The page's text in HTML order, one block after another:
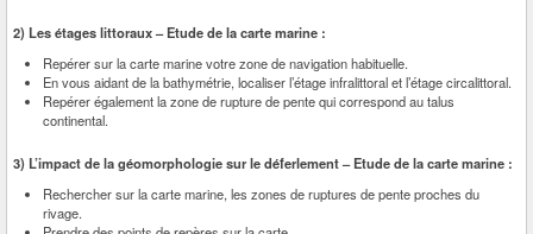
2) Les étages littoraux – Etude de la carte marine :
Repérer sur la carte marine votre zone de navigation habituelle.
En vous aidant de la bathymétrie, localiser l’étage infralittoral et l’étage circalittoral.
Repérer également la zone de rupture de pente qui correspond au talus
continental.
3) L’impact de la géomorphologie sur le déferlement – Etude de la carte marine :
Rechercher sur la carte marine, les zones de ruptures de pente proches du
rivage.